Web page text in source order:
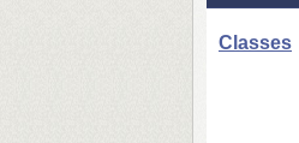
Classes